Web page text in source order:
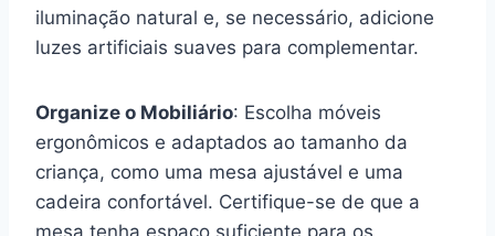
iluminação natural e, se necessário, adicione
luzes artificiais suaves para complementar.
Organize o Mobiliário: Escolha móveis
ergonômicos e adaptados ao tamanho da
criança, como uma mesa ajustável e uma
cadeira confortável. Certifique-se de que a
mesa tenha espaço suficiente para os